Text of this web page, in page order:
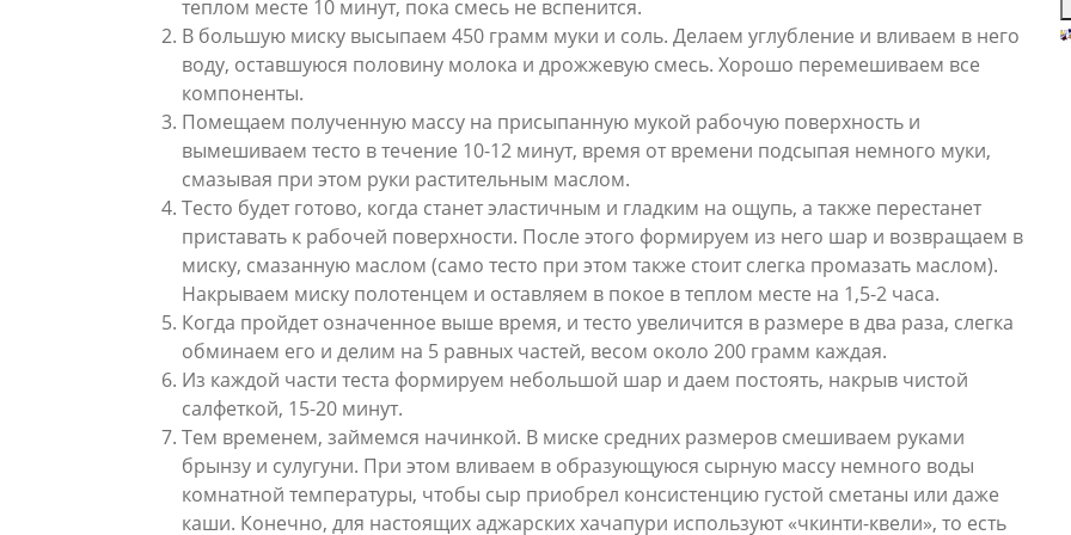
теплом месте 10 минут, пока смесь не вспенится.
В большую миску высыпаем 450 грамм муки и соль. Делаем углубление и вливаем в него
воду, оставшуюся половину молока и дрожжевую смесь. Хорошо перемешиваем все
компоненты.
Помещаем полученную массу на присыпанную мукой рабочую поверхность и
вымешиваем тесто в течение 10-12 минут, время от времени подсыпая немного муки,
смазывая при этом руки растительным маслом.
Тесто будет готово, когда станет эластичным и гладким на ощупь, а также перестанет
приставать к рабочей поверхности. После этого формируем из него шар и возвращаем в
миску, смазанную маслом (само тесто при этом также стоит слегка промазать маслом).
Накрываем миску полотенцем и оставляем в покое в теплом месте на 1,5-2 часа.
Когда пройдет означенное выше время, и тесто увеличится в размере в два раза, слегка
обминаем его и делим на 5 равных частей, весом около 200 грамм каждая.
Из каждой части теста формируем небольшой шар и даем постоять, накрыв чистой
салфеткой, 15-20 минут.
Тем временем, займемся начинкой. В миске средних размеров смешиваем руками
брынзу и сулугуни. При этом вливаем в образующуюся сырную массу немного воды
комнатной температуры, чтобы сыр приобрел консистенцию густой сметаны или даже
каши. Конечно, для настоящих аджарских хачапури используют «чкинти-квели», то есть